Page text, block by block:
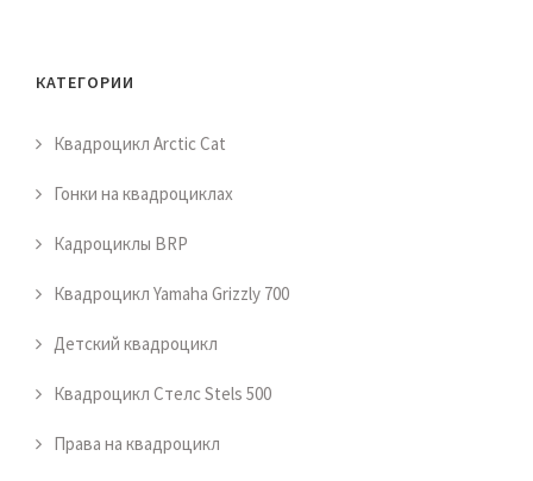
КАТЕГОРИИ
Квадроцикл Arctic Cat
Гонки на квадроциклах
Кадроциклы BRP
Квадроцикл Yamaha Grizzly 700
Детский квадроцикл
Квадроцикл Стелс Stels 500
Права на квадроцикл